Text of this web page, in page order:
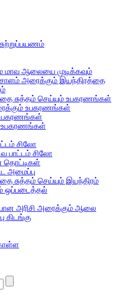
ஆலையை முடிக்கவும்
அரைக்கும் இயந்திரத்தை
சுத்தம் செய்யும் உபகரணங்கள்
உபகரணங்கள்
உபகரணங்கள்
சிலோ
பாட்டம் சிலோ
அமைப்பு
சுத்தம் செய்யும் இயந்திரம்
ஒப்படைத்தல்
அரிசி அரைக்கும் ஆலை
கிடங்கு